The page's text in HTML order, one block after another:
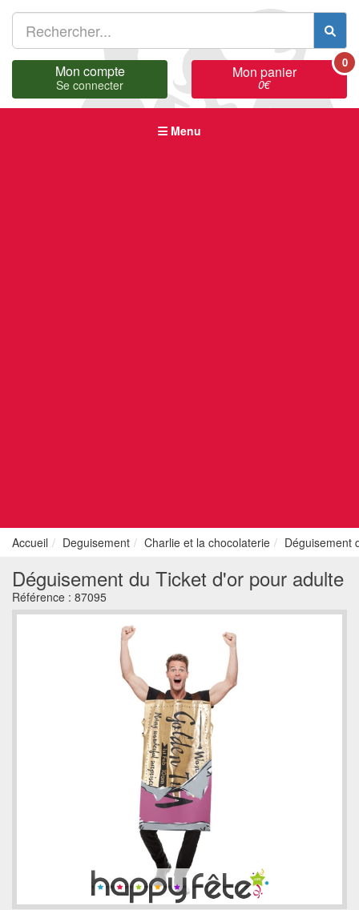
Mon compte
Se connecter
Mon panier
0€
0
Menu
Accueil Deguisement Charlie et la chocolaterie Déguisement
Déguisement du Ticket d'or pour adulte
Référence : 87095